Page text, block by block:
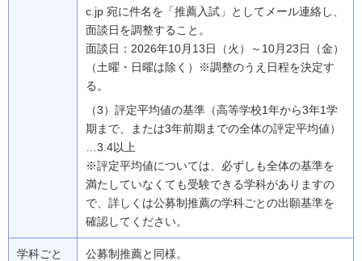
c.jp 宛に件名を「推薦入試」としてメール連絡し、
面談日を調整すること。
面談日：2026年10月13日（火）～10月23日（金）
（土曜・日曜は除く）※調整のうえ日程を決定す
る。
（3）評定平均値の基準（高等学校1年から3年1学
期まで、または3年前期までの全体の評定平均値）
…3.4以上
※評定平均値については、必ずしも全体の基準を
満たしていなくても受験できる学科がありますの
で、詳しくは公募制推薦の学科ごとの出願基準を
確認してください。
学科ごと
公募制推薦と同様。